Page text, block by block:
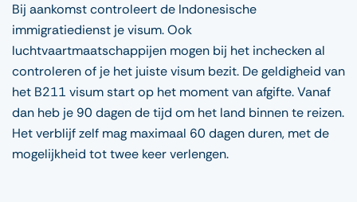
Bij aankomst controleert de Indonesische
immigratiedienst je visum. Ook
luchtvaartmaatschappijen mogen bij het inchecken al
controleren of je het juiste visum bezit. De geldigheid van
het B211 visum start op het moment van afgifte. Vanaf
dan heb je 90 dagen de tijd om het land binnen te reizen.
Het verblijf zelf mag maximaal 60 dagen duren, met de
mogelijkheid tot twee keer verlengen.